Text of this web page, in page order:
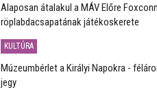
Alaposan átalakul a MÁV Előre
röplabdacsapatának játékoskerete
KULTÚRA
Múzeumbérlet a Királyi Napokra -
jegy